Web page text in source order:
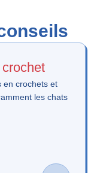
en crochets et
les chats